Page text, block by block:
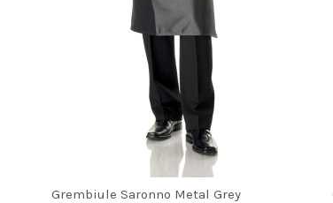
Grembiule Saronno Metal Grey